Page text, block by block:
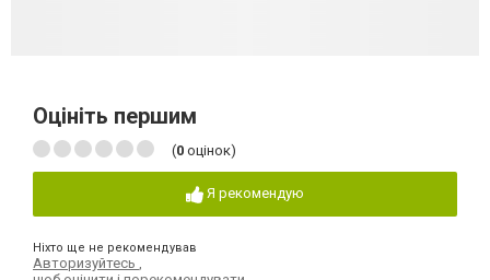
Оцініть першим
(0 оцінок)
Я рекомендую
Ніхто ще не рекомендував
Авторизуйтесь